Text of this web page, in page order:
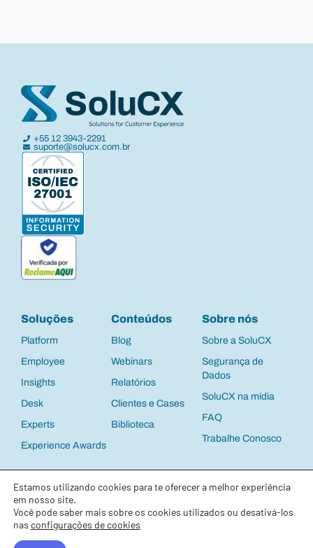
+55 12 3943-2291
suporte@solucx.com.br
Soluções
Platform
Employee
Insights
Desk
Experts
Experience Awards
Conteúdos
Blog
Webinars
Relatórios
Clientes e Cases
Biblioteca
Sobre nós
Sobre a SoluCX
Segurança de
Dados
SoluCX na mídia
FAQ
Trabalhe Conosco
2025 SoluCX | CNPJ: 13.537.122/0001-63 |
Todos os direitos reservados
Net Promoter, Net Promoter System, Net Promoter Score, NPS and the NPS-
Estamos utilizando cookies para te oferecer a melhor experiência
em nosso site.
Você pode saber mais sobre os cookies utilizados ou desativá-los
nas configurações de cookies